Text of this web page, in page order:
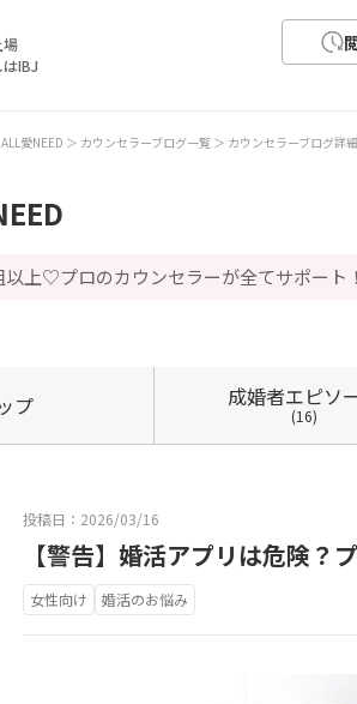
場
IBJ
ALL愛NEED カウンセラーブログ一覧 カウンセラーブログ詳細
上♡プロのカウンセラーが全てサポート！
プ 成婚者エピソ
(16)
投稿日：2026/03/16
【警告】婚活アプリは危険？
女性向け 婚活のお悩み